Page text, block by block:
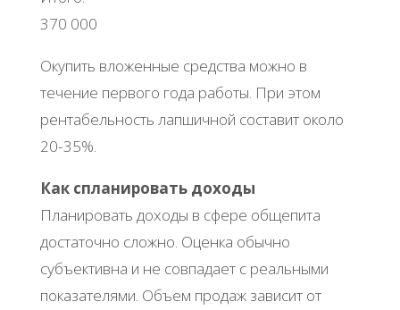
370 000
Окупить вложенные средства можно в
течение первого года работы. При этом
рентабельность лапшичной составит около
20-35%.
Как спланировать доходы
Планировать доходы в сфере общепита
достаточно сложно. Оценка обычно
субъективна и не совпадает с реальными
показателями. Объем продаж зависит от